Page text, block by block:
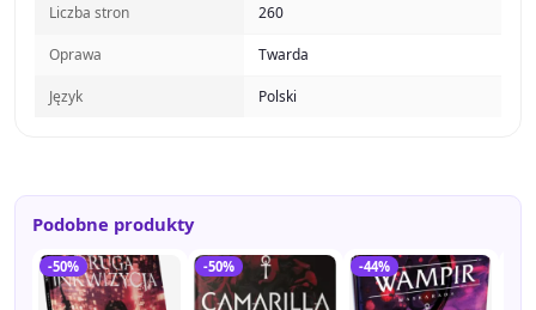
Liczba stron 260
Oprawa Twarda
Język Polski
Podobne produkty
-50% -50% -44%